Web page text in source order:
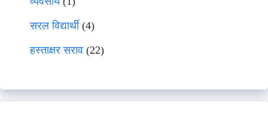
सरल विद्यार्थी(4)
हस्ताक्षर सराव (22)